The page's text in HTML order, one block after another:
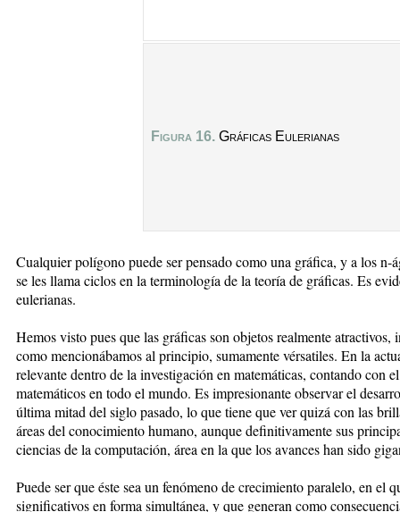
Figura 16. Gráficas Eulerianas
Cualquier polígono puede ser pensado como una gráfica, y a los n-
se les llama ciclos en la terminología de la teoría de gráficas. Es
eulerianas.
Hemos visto pues que las gráficas son objetos realmente
como mencionábamos al principio, sumamente vérsatiles. En la
relevante dentro de la investigación en matemáticas, contando con
matemáticos en todo el mundo. Es impresionante observar el
última mitad del siglo pasado, lo que tiene que ver quizá con las
áreas del conocimiento humano, aunque definitivamente sus
ciencias de la computación, área en la que los avances han sido
Puede ser que éste sea un fenómeno de crecimiento paralelo, en el
significativos en forma simultánea, y que generan como